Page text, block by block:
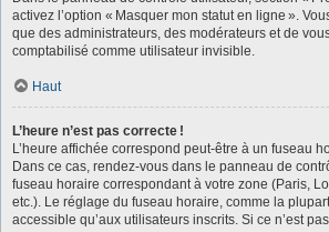
activez l’option « Masquer mon statut en ligne ».
que des administrateurs, des modérateurs et de
comptabilisé comme utilisateur invisible.
Haut
L’heure n’est pas correcte !
L’heure affichée correspond peut-être à un fuseau
Dans ce cas, rendez-vous dans le panneau de
fuseau horaire correspondant à votre zone (Paris,
etc.). Le réglage du fuseau horaire, comme la
accessible qu’aux utilisateurs inscrits. Si ce n’est